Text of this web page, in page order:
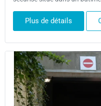
Plus de détails